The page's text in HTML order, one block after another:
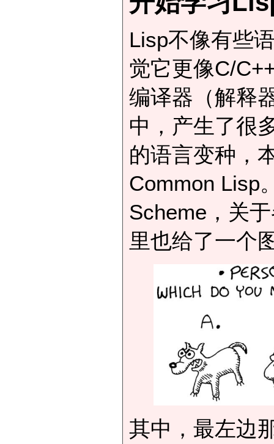
Lisp不像有些
觉它更像C/
编译器（解释
中，产生了很
的语言变种，
Common Lisp
Scheme，关
里也给了一个
其中，最左边